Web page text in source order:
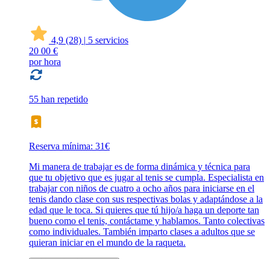
4,9 (28) | 5 servicios
20 00 €
por hora
55 han repetido
Reserva mínima: 31€
Mi manera de trabajar es de forma dinámica y técnica para
que tu objetivo que es jugar al tenis se cumpla. Especialista en
trabajar con niños de cuatro a ocho años para iniciarse en el
tenis dando clase con sus respectivas bolas y adaptándose a la
edad que le toca. Si quieres que tú hijo/a haga un deporte tan
bueno como el tenis, contáctame y hablamos. Tanto colectivas
como individuales. También imparto clases a adultos que se
quieran iniciar en el mundo de la raqueta.